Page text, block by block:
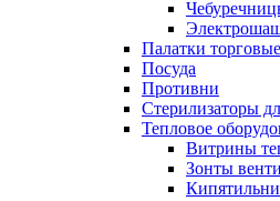
Палатки торговые
Посуда
Противни
Стерилизаторы
Тепловое
Витрины
Зонты